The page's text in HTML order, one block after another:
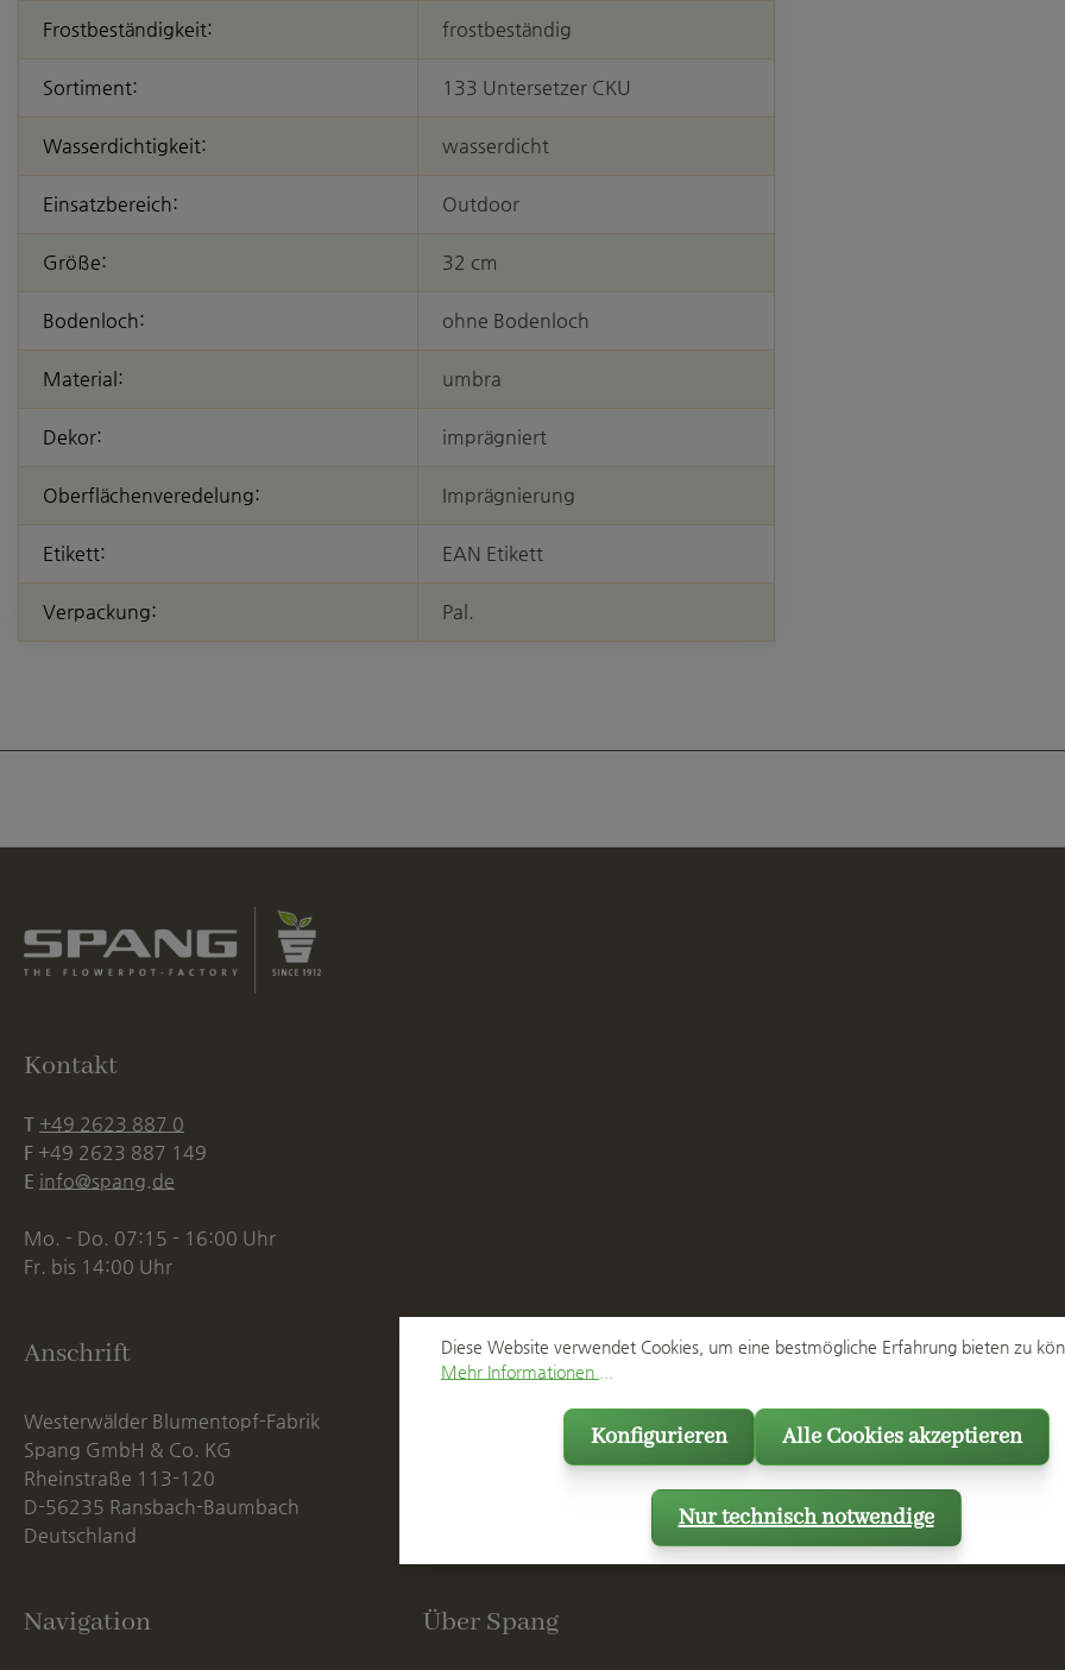
Frostbeständigkeit: frostbeständig
Sortiment: 133 Untersetzer CKU
Wasserdichtigkeit: wasserdicht
Einsatzbereich: Outdoor
Größe: 32 cm
Bodenloch: ohne Bodenloch
Material: umbra
Dekor: imprägniert
Oberflächenveredelung: Imprägnierung
Etikett: EAN Etikett
Verpackung: Pal.
Kontakt
T +49 2623 887 0
F +49 2623 887 149
E info@spang.de
Mo. - Do. 07:15 - 16:00 Uhr
Fr. bis 14:00 Uhr
Anschrift
Westerwälder Blumentopf-Fabrik
Spang GmbH & Co. KG
Rheinstraße 113-120
D-56235 Ransbach-Baumbach
Deutschland
Navigation Über Spang
Diese Website verwendet Cookies, um eine bestmögliche Erfahrung bieten zu
Mehr Informationen ...
Nur technisch notwendige
Konfigurieren Alle Cookies akzeptieren